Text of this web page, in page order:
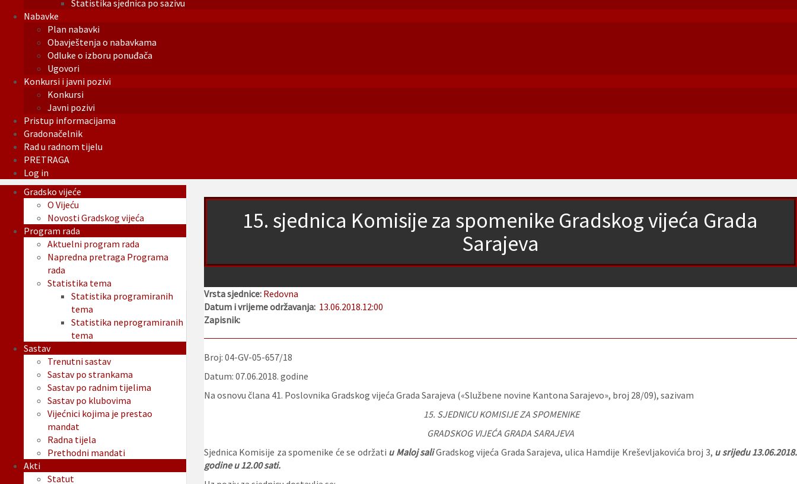
Statistika sjednica po sazivu
Nabavke
Plan nabavki
Obavještenja o nabavkama
Odluke o izboru ponuđača
Ugovori
Konkursi i javni pozivi
Konkursi
Javni pozivi
Pristup informacijama
Gradonačelnik
Rad u radnom tijelu
PRETRAGA
Log in
15. sjednica Komisije za spomenike Gradskog vijeća Grada
Sarajeva
Vrsta sjednice: Redovna
Datum i vrijeme održavanja: 13.06.2018.12:00
Zapisnik:
Broj: 04-GV-05-657/18
Datum: 07.06.2018. godine
Na osnovu člana 41. Poslovnika Gradskog vijeća Grada Sarajeva («Službene novine Kantona Sarajevo», broj 28/09), sazivam
15. SJEDNICU KOMISIJE ZA SPOMENIKE
GRADSKOG VIJEĆA GRADA SARAJEVA
Sjednica Komisije za spomenike će se održati u Maloj sali Gradskog vijeća Grada Sarajeva, ulica Hamdije Kreševljakovića broj 3, u srijedu 13.06.2018.
godine u 12.00 sati.
Gradsko vijeće
O Vijeću
Novosti Gradskog vijeća
Program rada
Aktuelni program rada
Napredna pretraga Programa
rada
Statistika tema
Statistika programiranih
tema
Statistika neprogramiranih
tema
Sastav
Trenutni sastav
Sastav po strankama
Sastav po radnim tijelima
Sastav po klubovima
Vijećnici kojima je prestao
mandat
Radna tijela
Prethodni mandati
Akti
Statut